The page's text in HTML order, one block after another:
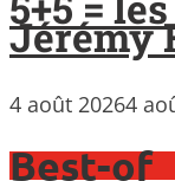
Jérémy
4 août 20264
Best-of